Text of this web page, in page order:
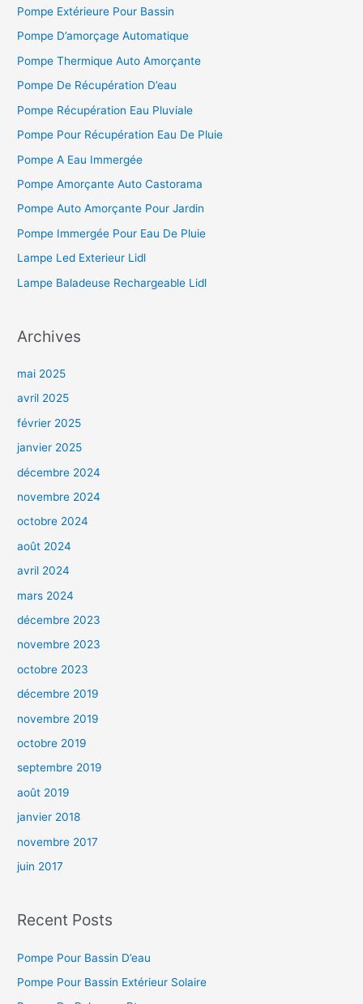
Pompe Extérieure Pour Bassin
Pompe D’amorçage Automatique
Pompe Thermique Auto Amorçante
Pompe De Récupération D’eau
Pompe Récupération Eau Pluviale
Pompe Pour Récupération Eau De Pluie
Pompe A Eau Immergée
Pompe Amorçante Auto Castorama
Pompe Auto Amorçante Pour Jardin
Pompe Immergée Pour Eau De Pluie
Lampe Led Exterieur Lidl
Lampe Baladeuse Rechargeable Lidl
Archives
mai 2025
avril 2025
février 2025
janvier 2025
décembre 2024
novembre 2024
octobre 2024
août 2024
avril 2024
mars 2024
décembre 2023
novembre 2023
octobre 2023
décembre 2019
novembre 2019
octobre 2019
septembre 2019
août 2019
janvier 2018
novembre 2017
juin 2017
Recent Posts
Pompe Pour Bassin D’eau
Pompe Pour Bassin Extérieur Solaire